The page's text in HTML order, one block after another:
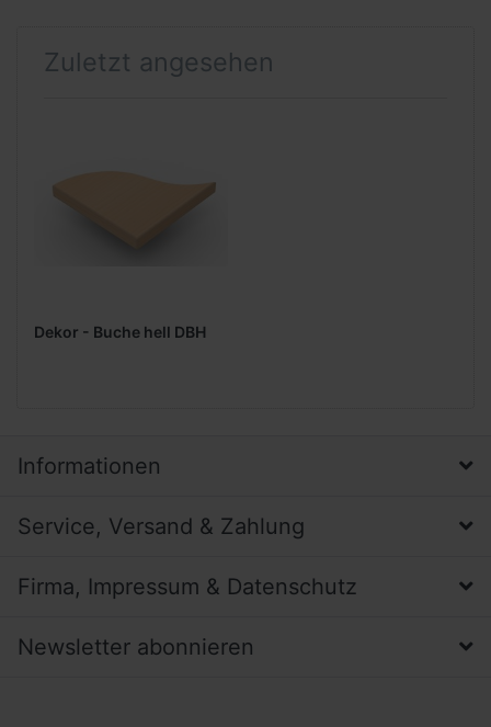
Zuletzt angesehen
Dekor - Buche hell DBH
Informationen
Service, Versand & Zahlung
Firma, Impressum & Datenschutz
Newsletter abonnieren